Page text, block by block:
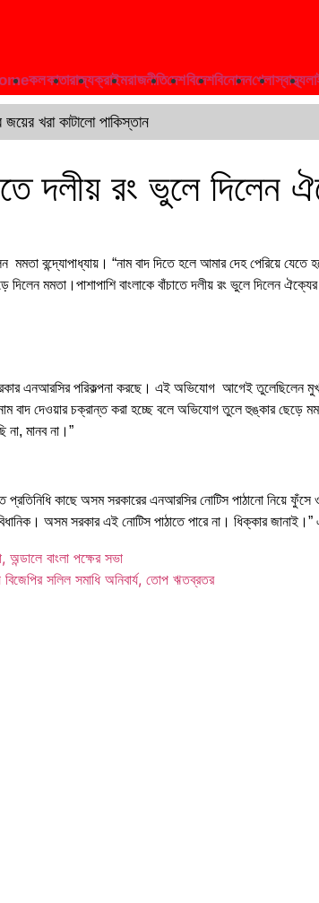
কলকাতারাজ্যক্রাইমরাজনীতিদেশবিদেশবিনোদনখেলাস্বাস্থ্য
জয়ের খরা কাটালো পাকিস্তান
দলীয় রং ভুলে দিলেন
বন্দ্যোপাধ্যায়। “নাম বাদ দিতে হলে আমার দেহ পেরিয়ে যেতে
দিলেন মমতা।পাশাপাশি বাংলাকে বাঁচাতে দলীয় রং ভুলে দিলেন
এনআরসির পরিকল্পনা করছে। এই অভিযোগ আগেই তুলেছিলেন
বাদ দেওয়ার চক্রান্ত করা হচ্ছে বলে অভিযোগ তুলে হুঙ্কার ছেড়ে
না, মানব না।”
প্রতিনিধি কাছে অসম সরকারের এনআরসির নোটিস পাঠানো নিয়ে
অসম সরকার এই নোটিস পাঠাতে পারে না। ধিক্কার জানাই।”
অন্ডালে বাংলা পক্ষের সভা
বিজেপির সলিল সমাধি অনিবার্য, তোপ ঋতব্রতর